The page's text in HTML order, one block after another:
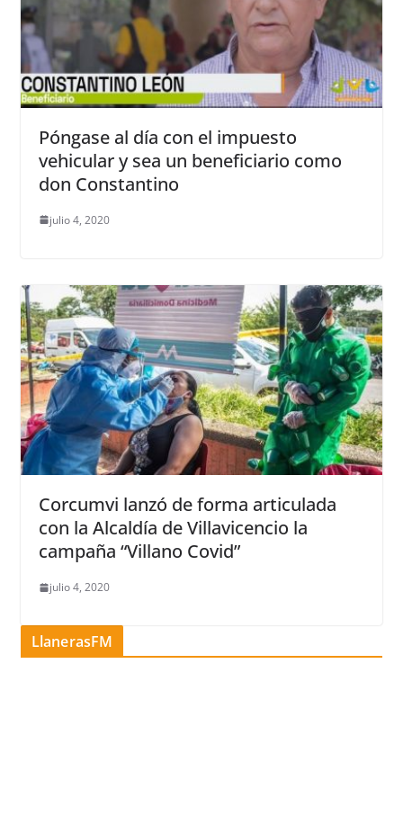
Póngase al día con el impuesto
vehicular y sea un beneficiario como
don Constantino
julio 4, 2020
Corcumvi lanzó de forma articulada
con la Alcaldía de Villavicencio la
campaña “Villano Covid”
julio 4, 2020
LlanerasFM